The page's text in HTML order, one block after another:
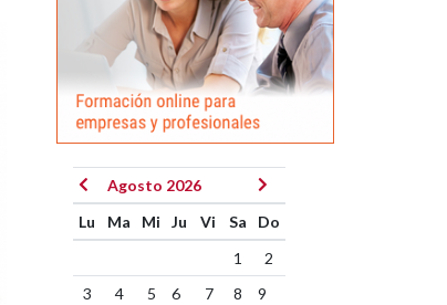
Agosto 2026
Lu
Ma Mi Ju Vi Sa
Do
1
2
3
4 5 6 7 8
9